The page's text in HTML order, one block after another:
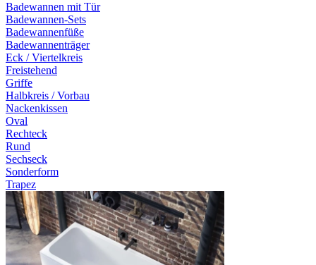
Badewannen mit Tür
Badewannen-Sets
Badewannenfüße
Badewannenträger
Eck / Viertelkreis
Freistehend
Griffe
Halbkreis / Vorbau
Nackenkissen
Oval
Rechteck
Rund
Sechseck
Sonderform
Trapez